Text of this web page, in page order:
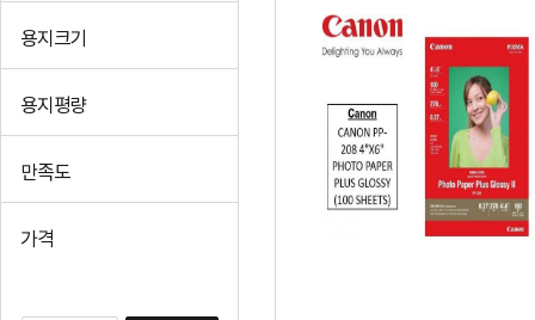
용지크기
용지평량
만족도
가격